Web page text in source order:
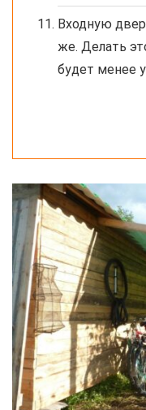
Входную
же. Делать
будет менее